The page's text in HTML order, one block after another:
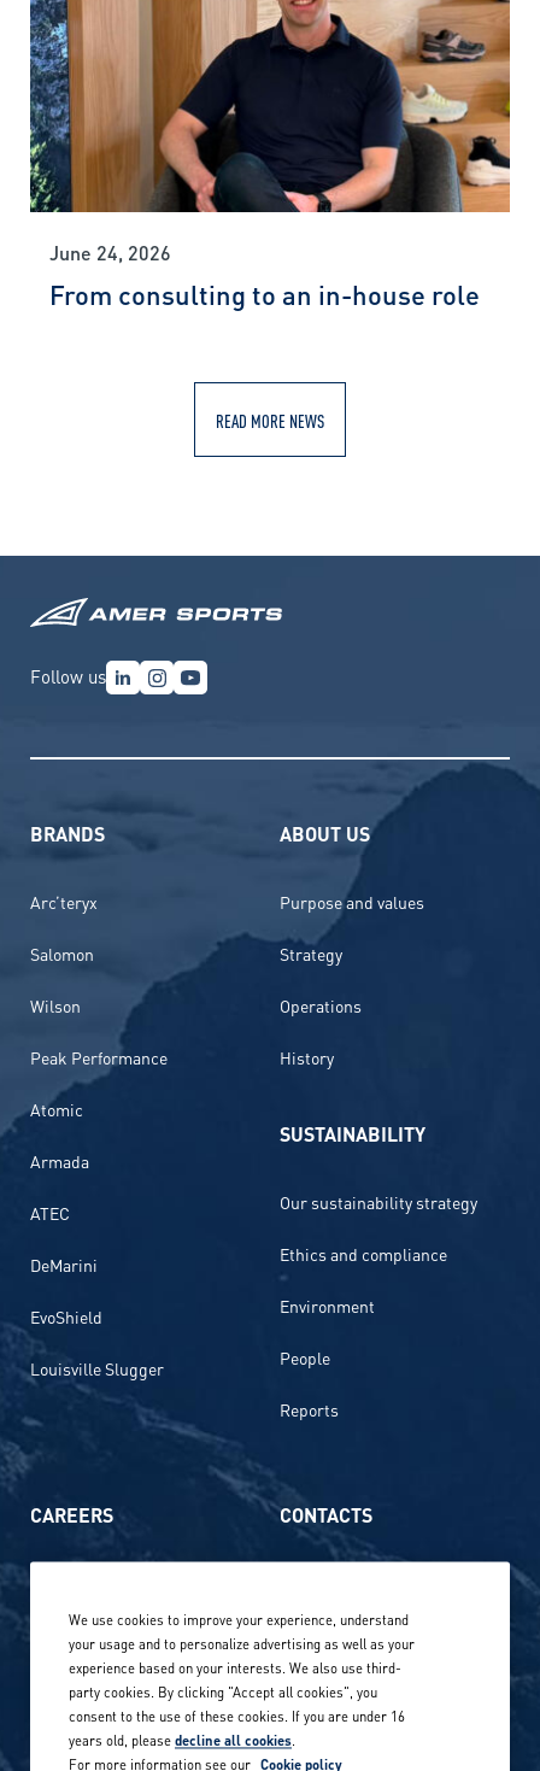
June 24, 2026
From consulting to an in-house role
READ MORE NEWS
Follow us
BRANDS
Arc’teryx
Salomon
Wilson
Peak Performance
Atomic
Armada
ATEC
DeMarini
EvoShield
Louisville Slugger
ABOUT US
Purpose and values
Strategy
Operations
History
SUSTAINABILITY
Our sustainability strategy
Ethics and compliance
Environment
People
Reports
CAREERS
Our locations globally
Career stories
Careers in sports
CONTACTS
Privacy Policy
Site terms
We use cookies to improve your experience, understand
your usage and to personalize advertising as well as your
experience based on your interests. We also use third-
party cookies. By clicking "Accept all cookies", you
consent to the use of these cookies. If you are under 16
years old, pleasedecline all cookies.
For more information see our Cookie policy